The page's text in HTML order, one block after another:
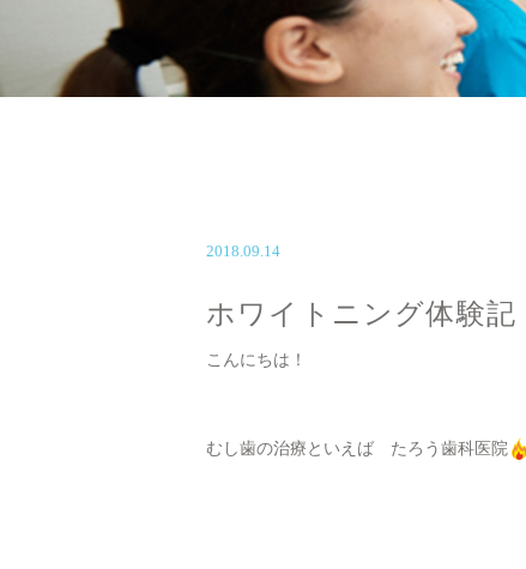
2018.09.14
ホワイトニング体験記
こんにちは！
むし歯の治療といえば たろう歯科医院